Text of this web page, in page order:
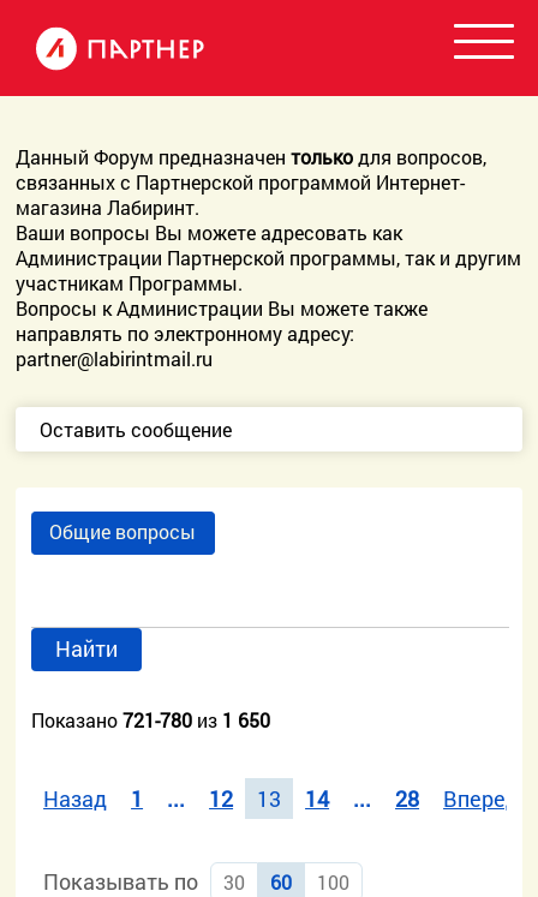
Данный Форум предназначентолькодля вопросов,
связанных с Партнерской программой Интернет-
магазина Лабиринт.
Ваши вопросы Вы можете адресовать как
Администрации Партнерской программы, так и другим
участникам Программы.
Вопросы к Администрации Вы можете также
направлять по электронному адресу:
partner@labirintmail.ru
Оставить сообщение
Общие вопросы
Найти
Показано721-780 из 1 650
Назад 1 ... 12 13 14 ... 28 Вперед
Показывать по 30 60 100